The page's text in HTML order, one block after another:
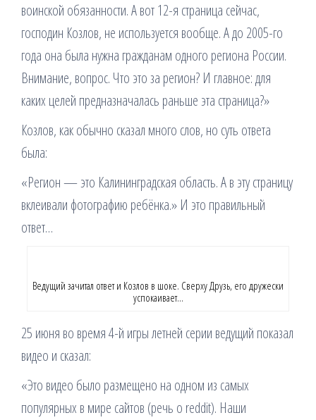
воинской обязанности. А вот 12-я страница сейчас,
господин Козлов, не используется вообще. А до 2005-го
года она была нужна гражданам одного региона России.
Внимание, вопрос. Что это за регион? И главное: для
каких целей предназначалась раньше эта страница?»
Козлов, как обычно сказал много слов, но суть ответа
была:
«Регион — это Калининградская область. А в эту страницу
вклеивали фотографию ребёнка.» И это правильный
ответ…
Ведущий зачитал ответ и Козлов в шоке. Сверху Друзь, его дружески
успокаивает…
25 июня во время 4-й игры летней серии ведущий показал
видео и сказал:
«Это видео было размещено на одном из самых
популярных в мире сайтов (речь о reddit). Наши